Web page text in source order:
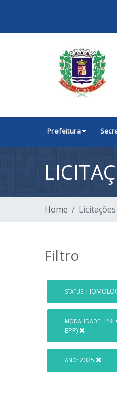
Prefeitura
Home Licitações
Filtro
STATUS:
MODALIDADE:
EPP)
ANO: 2025